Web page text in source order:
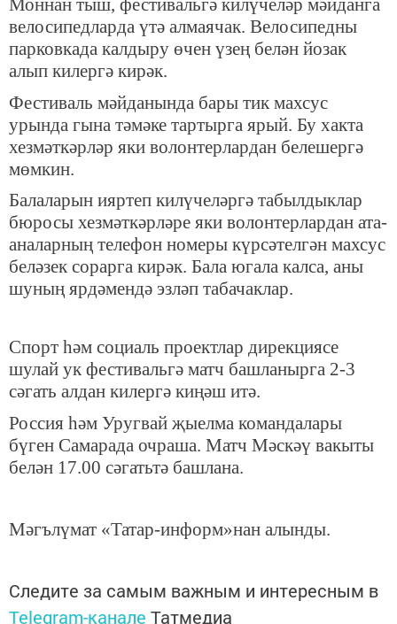
Моннан тыш, фестивальгә килүчеләр мәйданга
велосипедларда үтә алмаячак. Велосипедны
парковкада калдыру өчен үзең белән йозак
алып килергә кирәк.
Фестиваль мәйданында бары тик махсус
урында гына тәмәке тартырга ярый. Бу хакта
хезмәткәрләр яки волонтерлардан белешергә
мөмкин.
Балаларын ияртеп килүчеләргә табылдыклар
бюросы хезмәткәрләре яки волонтерлардан ата-
аналарның телефон номеры күрсәтелгән махсус
беләзек сорарга кирәк. Бала югала калса, аны
шуның ярдәмендә эзләп табачаклар.
Спорт һәм социаль проектлар дирекциясе
шулай ук фестивальгә матч башланырга 2-3
сәгать алдан килергә киңәш итә.
Россия һәм Уругвай җыелма командалары
бүген Самарада очраша. Матч Мәскәү вакыты
белән 17.00 сәгатьтә башлана.
Мәгълүмат «Татар-информ»нан алынды.
Следите за самым важным и интересным в
Telegram-канале Татмедиа